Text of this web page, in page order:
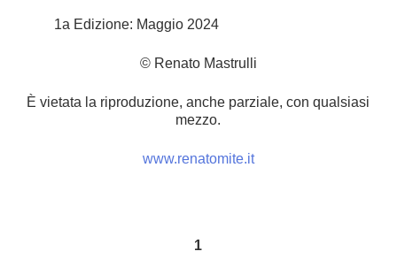
1a Edizione: Maggio 2024
© Renato Mastrulli
È vietata la riproduzione, anche parziale, con qualsiasi
mezzo.
www.renatomite.it
1